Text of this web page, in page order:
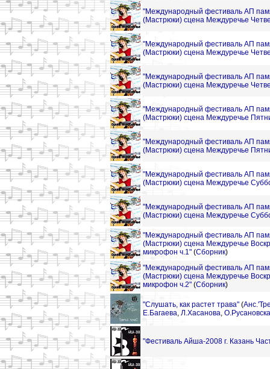
"Международный фестиваль АП
(Мастрюки) сцена Междуречье
"Международный фестиваль АП
(Мастрюки) сцена Междуречье
"Международный фестиваль АП
(Мастрюки) сцена Междуречье
"Международный фестиваль АП
(Мастрюки) сцена Междуречье
"Международный фестиваль АП
(Мастрюки) сцена Междуречье
"Международный фестиваль АП
(Мастрюки) сцена Междуречье
"Международный фестиваль АП
(Мастрюки) сцена Междуречье
"Международный фестиваль АП
(Мастрюки) сцена Междуречье
микрофон ч.1" (Сборник)
"Международный фестиваль АП
(Мастрюки) сцена Междуречье
микрофон ч.2" (Сборник)
"Слушать, как растет трава" (
Е.Багаева, Л.Хасанова,
"Фестиваль Айша-2008 г. Казань